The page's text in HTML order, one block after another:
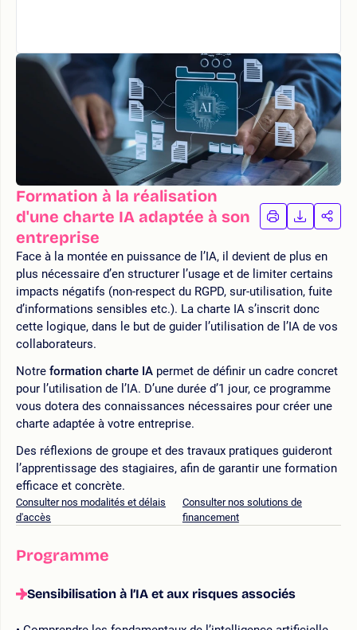
Formation à la réalisation
d'une charte IA adaptée à son
entreprise
IMPRIMER
LA
LA
Face à la montée en puissance de l’IA, il devient de plus en
plus nécessaire d’en structurer l’usage et de limiter certains
impacts négatifs (non-respect du RGPD, sur-utilisation, fuite
d’informations sensibles etc.). La charte IA s’inscrit donc
cette logique, dans le but de guider l’utilisation de l’IA de vos
collaborateurs.
Notre formation charte IA permet de définir un cadre concret
pour l’utilisation de l’IA. D’une durée d’1 jour, ce programme
vous dotera des connaissances nécessaires pour créer une
charte adaptée à votre entreprise.
Des réflexions de groupe et des travaux pratiques guideront
l’apprentissage des stagiaires, afin de garantir une formation
efficace et concrète.
Consulter nos modalités et délais
d'accès
Consulter nos solutions de
financement
Programme
Sensibilisation à l’IA et aux risques associés